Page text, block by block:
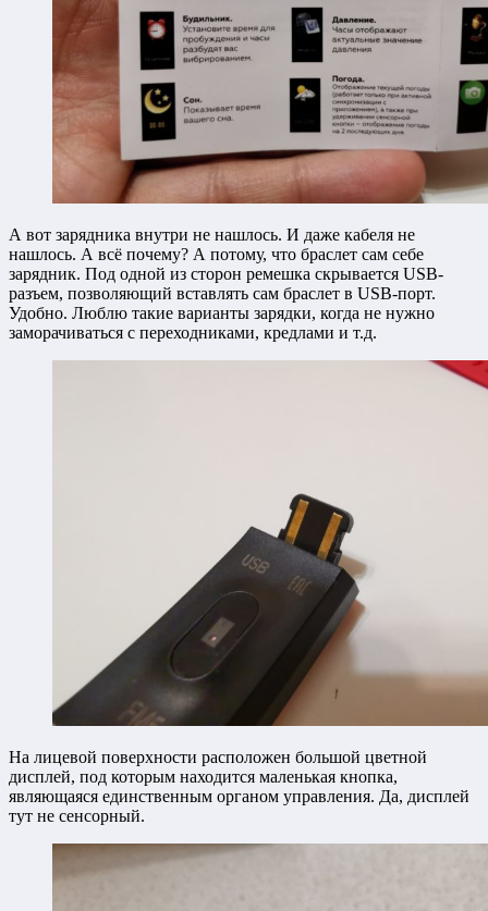
А вот зарядника внутри не нашлось. И даже кабеля не
нашлось. А всё почему? А потому, что браслет сам себе
зарядник. Под одной из сторон ремешка скрывается USB-
разъем, позволяющий вставлять сам браслет в USB-порт.
Удобно. Люблю такие варианты зарядки, когда не нужно
заморачиваться с переходниками, кредлами и т.д.
На лицевой поверхности расположен большой цветной
дисплей, под которым находится маленькая кнопка,
являющаяся единственным органом управления. Да, дисплей
тут не сенсорный.